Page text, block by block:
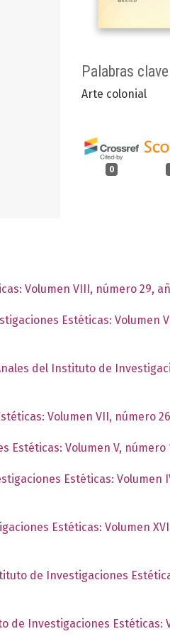
Palabras clave
Arte colonial
0
Volumen VIII, número 29,
Estéticas: Volumen
del Instituto de
Volumen VII, número
Volumen V, número
Estéticas: Volumen
Estéticas: Volumen
de Investigaciones
de Investigaciones Estéticas: